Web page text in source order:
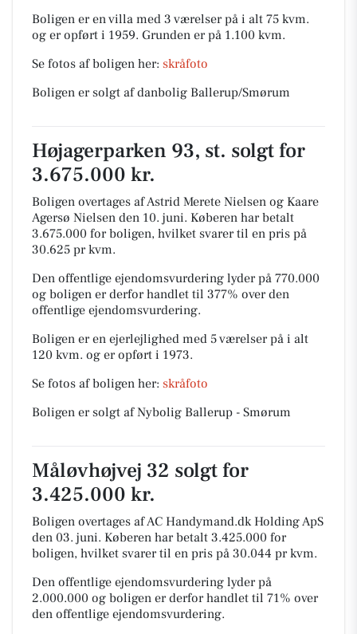
Boligen er en villa med 3 værelser på i alt 75 kvm.
og er opført i 1959. Grunden er på 1.100 kvm.
Se fotos af boligen her: skråfoto
Boligen er solgt af danbolig Ballerup/Smørum
Højagerparken 93, st. solgt for
3.675.000 kr.
Boligen overtages af Astrid Merete Nielsen og Kaare
Agersø Nielsen den 10. juni. Køberen har betalt
3.675.000 for boligen, hvilket svarer til en pris på
30.625 pr kvm.
Den offentlige ejendomsvurdering lyder på 770.000
og boligen er derfor handlet til 377% over den
offentlige ejendomsvurdering.
Boligen er en ejerlejlighed med 5 værelser på i alt
120 kvm. og er opført i 1973.
Se fotos af boligen her: skråfoto
Boligen er solgt af Nybolig Ballerup - Smørum
Måløvhøjvej 32 solgt for
3.425.000 kr.
Boligen overtages af AC Handymand.dk Holding ApS
den 03. juni. Køberen har betalt 3.425.000 for
boligen, hvilket svarer til en pris på 30.044 pr kvm.
Den offentlige ejendomsvurdering lyder på
2.000.000 og boligen er derfor handlet til 71% over
den offentlige ejendomsvurdering.